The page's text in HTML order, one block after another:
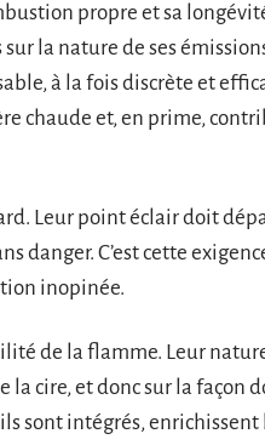
propre et sa
la nature de ses
à la fois discrète et
chaude et, en prime,
Leur point éclair doit
danger. C’est cette
inopinée.
de la flamme. Leur
cire, et donc sur la façon
sont intégrés,